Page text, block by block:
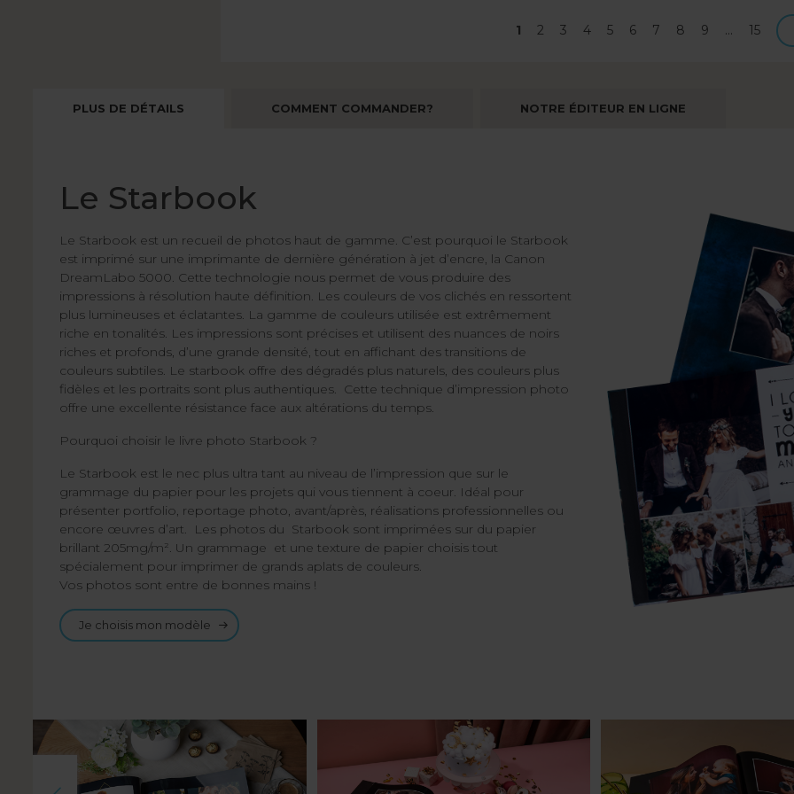
Page
1 Page
2 Page
3 Page
4 Page
5 Page
6 Page
7 Page
8 Page
9 … 15
PLUS DE DÉTAILS COMMENT COMMANDER? NOTRE ÉDITEUR EN LIGNE
Le Starbook
Le Starbook est un recueil de photos haut de gamme. C’est pourquoi le Starbook
est imprimé sur une imprimante de dernière génération à jet d’encre, la Canon
DreamLabo 5000. Cette technologie nous permet de vous produire des
impressions à résolution haute définition. Les couleurs de vos clichés en ressortent
plus lumineuses et éclatantes. La gamme de couleurs utilisée est extrêmement
riche en tonalités. Les impressions sont précises et utilisent des nuances de noirs
riches et profonds, d’une grande densité, tout en affichant des transitions de
couleurs subtiles. Le starbook offre des dégradés plus naturels, des couleurs plus
fidèles et les portraits sont plus authentiques. Cette technique d’impression photo
offre une excellente résistance face aux altérations du temps.
Pourquoi choisir le livre photo Starbook ?
Le Starbook est le nec plus ultra tant au niveau de l’impression que sur le
grammage du papier pour les projets qui vous tiennent à coeur. Idéal pour
présenter portfolio, reportage photo, avant/après, réalisations professionnelles ou
encore œuvres d’art. Les photos du Starbook sont imprimées sur du papier
brillant 205mg/m². Un grammage et une texture de papier choisis tout
spécialement pour imprimer de grands aplats de couleurs.
Vos photos sont entre de bonnes mains !
Je choisis mon modèle